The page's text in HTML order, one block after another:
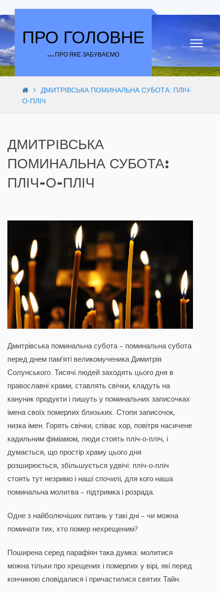
Skip to content
ПРО ГОЛОВНЕ
… ПРО ЯКЕ ЗАБУВАЄМО
ДМИТРІВСЬКА ПОМИНАЛЬНА СУБОТА: ПЛІЧ-
О-ПЛІЧ
ДМИТРІВСЬКА
ПОМИНАЛЬНА СУБОТА:
ПЛІЧ-О-ПЛІЧ
Дмитрівська поминальна субота – поминальна субота
перед днем пам’яті великомученика Димитрія
Солунського. Тисячі людей заходять цього дня в
православні храми, ставлять свічки, кладуть на
кануник продукти і пишуть у поминальних записочках
імена своїх померлих близьких. Стопи записочок,
низка імен. Горять свічки, співає хор, повітря насичене
кадильним фіміамом, люди стоять пліч-о-пліч, і
думається, що простір храму цього дня
розширюється, збільшується удвічі: пліч-о-пліч
стоять тут незримо і наші спочилі, для кого наша
поминальна молитва – підтримка і розрада.
Одне з найболючіших питань у такі дні – чи можна
поминати тих, хто помер нехрещеним?
Поширена серед парафіян така думка: молитися
можна тільки про хрещених і померлих у вірі, які перед
кончиною сповідалися і причастилися святих Тайн.